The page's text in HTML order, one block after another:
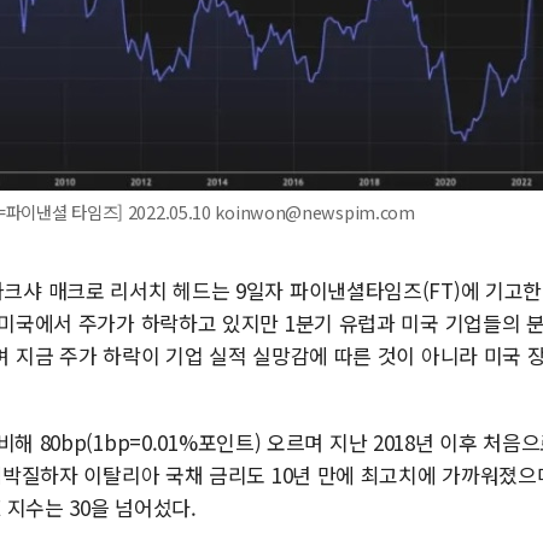
=파이낸셜 타임즈] 2022.05.10 koinwon@newspim.com
샤 매크로 리서치 헤드는 9일자 파이낸셜타임즈(FT)에 기고
국에서 주가가 하락하고 있지만 1분기 유럽과 미국 기업들의
지금 주가 하락이 기업 실적 실망감에 따른 것이 아니라 미국
해 80bp(1bp=0.01%포인트) 오르며 지난 2018년 이후 처음
질하자 이탈리아 국채 금리도 10년 만에 최고치에 가까워졌으
수는 30을 넘어섰다.